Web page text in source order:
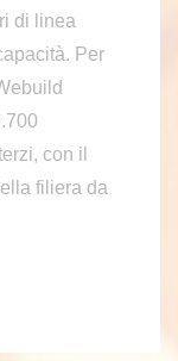
di linea
Per
con il
filiera da